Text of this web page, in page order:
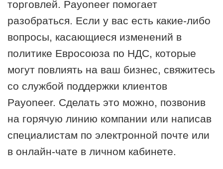
торговлей. Payoneer помогает
разобраться. Если у вас есть какие-либо
вопросы, касающиеся изменений в
политике Евросоюза по НДС, которые
могут повлиять на ваш бизнес, свяжитесь
со службой поддержки клиентов
Payoneer. Сделать это можно, позвонив
на горячую линию компании или написав
специалистам по электронной почте или
в онлайн-чате в личном кабинете.